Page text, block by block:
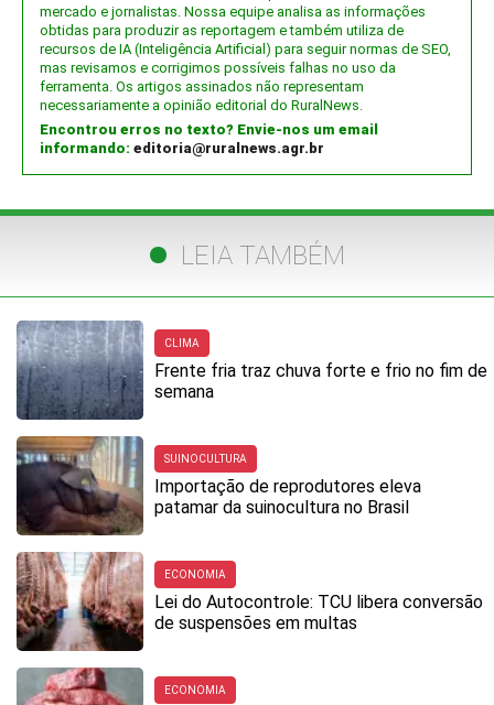
mercado e jornalistas. Nossa equipe analisa as informações
obtidas para produzir as reportagem e também utiliza de
recursos de IA (Inteligência Artificial) para seguir normas de SEO,
mas revisamos e corrigimos possíveis falhas no uso da
ferramenta. Os artigos assinados não representam
necessariamente a opinião editorial do RuralNews.
Encontrou erros no texto? Envie-nos um email
informando: editoria@ruralnews.agr.br
LEIA TAMBÉM
CLIMA
Frente fria traz chuva forte e frio no fim de
semana
SUINOCULTURA
Importação de reprodutores eleva
patamar da suinocultura no Brasil
ECONOMIA
Lei do Autocontrole: TCU libera conversão
de suspensões em multas
ECONOMIA